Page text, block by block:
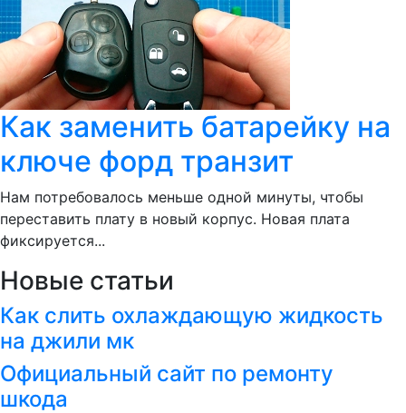
Как заменить батарейку на
ключе форд транзит
Нам потребовалось меньше одной минуты, чтобы
переставить плату в новый корпус. Новая плата
фиксируется...
Новые статьи
Как слить охлаждающую жидкость
на джили мк
Официальный сайт по ремонту
шкода